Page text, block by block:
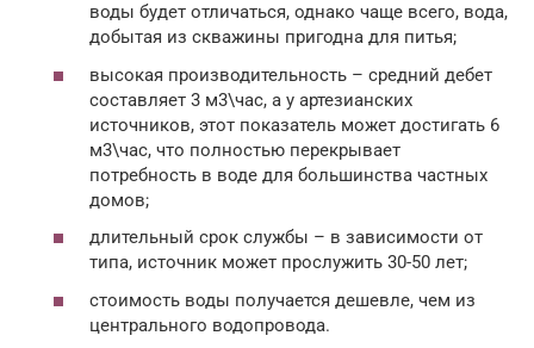
воды будет отличаться, однако чаще всего, вода,
добытая из скважины пригодна для питья;
высокая производительность – средний дебет
составляет 3 м3\час, а у артезианских
источников, этот показатель может достигать 6
м3\час, что полностью перекрывает
потребность в воде для большинства частных
домов;
длительный срок службы – в зависимости от
типа, источник может прослужить 30-50 лет;
стоимость воды получается дешевле, чем из
центрального водопровода.